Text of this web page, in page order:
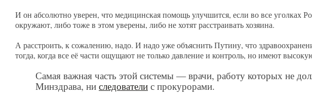
И он абсолютно уверен, что медицинская помощь улучшится, если во все уголках
окружают, либо тоже в этом уверены, либо не хотят расстраивать хозяина.
А расстроить, к сожалению, надо. И надо уже объяснить Путину, что
тогда, когда все её части ощущают не только давление и контроль, но имеют
Самая важная часть этой системы — врачи, работу которых не
Минздрава, ни следователи с прокурорами.